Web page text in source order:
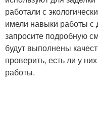
работали с
имели навыки работы с
запросите подробную
будут выполнены
проверить, есть ли у
работы.